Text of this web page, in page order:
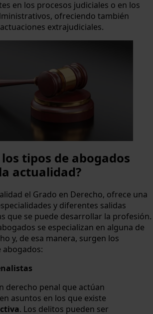
en los procesos judiciales o en los
ofreciendo también
extrajudiciales.
los tipos de abogados
actualidad?
el Grado en Derecho, ofrece una
y diferentes salidas
que se puede desarrollar la profesión.
se especializan en alguna de
y, de esa manera, surgen los
abogados:
derecho penal que actúan
asuntos en los que existe
. Los delitos pueden ser